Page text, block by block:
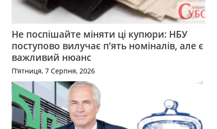
Не поспішайте міняти ці купюри: НБУ
поступово вилучає п’ять номіналів, але є
важливий нюанс
П’ятниця, 7 Серпня, 2026